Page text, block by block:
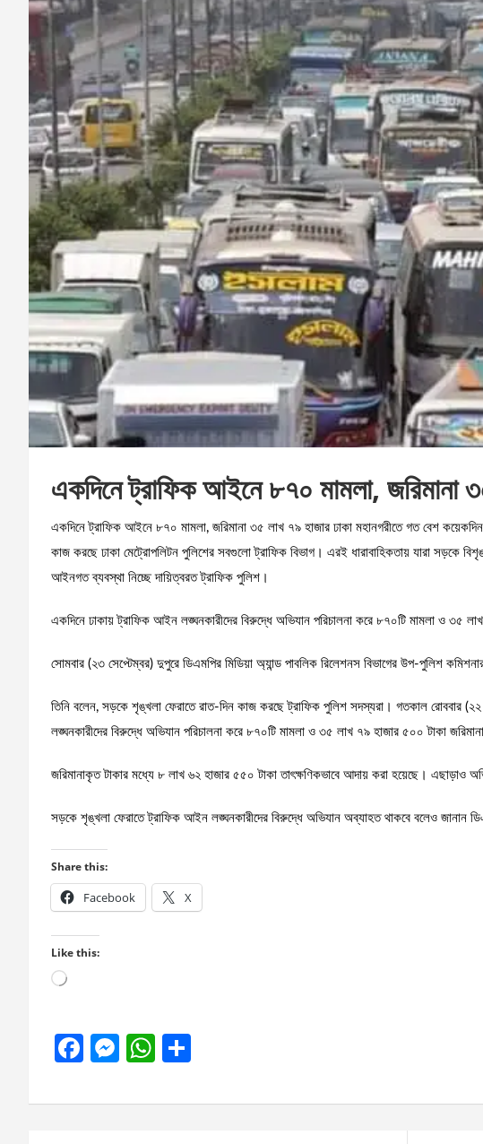
একদিনে ট্রাফিক আইনে ৮৭০ মামলা, জরিমানা
একদিনে ট্রাফিক আইনে ৮৭০ মামলা, জরিমানা ৩৫ লাখ ৭৯ হাজার ঢাকা মহানগরীতে গত বেশ
কাজ করছে ঢাকা মেট্রোপলিটন পুলিশের সবগুলো ট্রাফিক বিভাগ। এরই ধারাবাহিকতায় যারা সড়কে
আইনগত ব্যবস্থা নিচ্ছে দায়িত্বরত ট্রাফিক পুলিশ।
একদিনে ঢাকায় ট্রাফিক আইন লঙ্ঘনকারীদের বিরুদ্ধে অভিযান পরিচালনা করে ৮৭০টি মামলা ও ৩৫
সোমবার (২৩ সেপ্টেম্বর) দুপুরে ডিএমপির মিডিয়া অ্যান্ড পাবলিক রিলেশনস বিভাগের উপ-পুলিশ
তিনি বলেন, সড়কে শৃঙ্খলা ফেরাতে রাত-দিন কাজ করছে ট্রাফিক পুলিশ সদস্যরা। গতকাল রোববার
লঙ্ঘনকারীদের বিরুদ্ধে অভিযান পরিচালনা করে ৮৭০টি মামলা ও ৩৫ লাখ ৭৯ হাজার ৫০০ টাকা
জরিমানাকৃত টাকার মধ্যে ৮ লাখ ৬২ হাজার ৫৫০ টাকা তাৎক্ষণিকভাবে আদায় করা হয়েছে। এছাড়াও
সড়কে শৃঙ্খলা ফেরাতে ট্রাফিক আইন লঙ্ঘনকারীদের বিরুদ্ধে অভিযান অব্যাহত থাকবে বলেও জানান
Share this:
Facebook X
Like this:
Loading…
F
ce
M
se
W
at ar